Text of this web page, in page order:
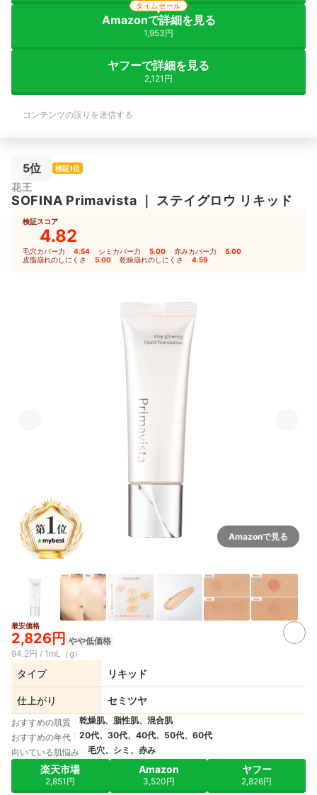
Amazonで詳細を見る
1,953円
タイムセール
ヤフーで詳細を見る
2,121円
コンテンツの誤りを送信する
5位 検証1位
花王
SOFINA Primavista ｜ ステイグロウ リキッド
検証スコア
4.82
毛穴カバー力 4.54 シミカバー力 5.00 赤みカバー力 5.00
皮脂崩れのしにくさ 5.00 乾燥崩れのしにくさ 4.59
Amazonで見る
最安価格
2,826円 やや低価格
94.2円 / 1mL（g）
タイプ リキッド
仕上がり セミツヤ
おすすめの肌質
乾燥肌、脂性肌、混合肌
おすすめの年代
20代、30代、40代、50代、60代
向いている肌悩み
毛穴、シミ、赤み
楽天市場
2,851円
Amazon
3,520円
ヤフー
2,826円